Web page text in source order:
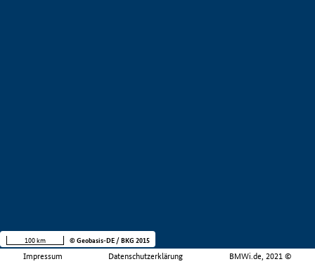
Impressum Datenschutzerklärung BMWi.de, 2021 ©
100 km © Geobasis-DE / BKG 2015